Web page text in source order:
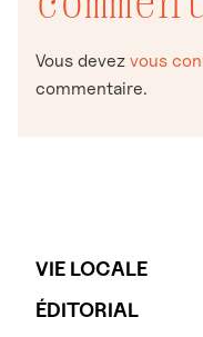
VIE LOCALE
ÉDITORIAL
Vous devez vous
commentaire.